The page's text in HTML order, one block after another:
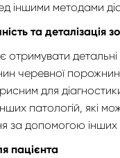
іншими методами
та деталізація
отримувати детальні
черевної
для
патологій, які
за допомогою інших
пацієнта